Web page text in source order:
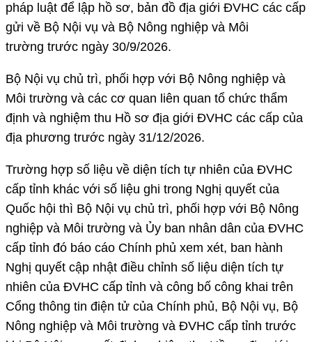
pháp luật để lập hồ sơ, bản đồ địa giới ĐVHC các cấp
gửi về Bộ Nội vụ và Bộ Nông nghiệp và Môi
trường trước ngày 30/9/2026.
Bộ Nội vụ chủ trì, phối hợp với Bộ Nông nghiệp và
Môi trường và các cơ quan liên quan tổ chức thẩm
định và nghiệm thu Hồ sơ địa giới ĐVHC các cấp của
địa phương trước ngày 31/12/2026.
Trường hợp số liệu về diện tích tự nhiên của ĐVHC
cấp tỉnh khác với số liệu ghi trong Nghị quyết của
Quốc hội thì Bộ Nội vụ chủ trì, phối hợp với Bộ Nông
nghiệp và Môi trường và Ủy ban nhân dân của ĐVHC
cấp tỉnh đó báo cáo Chính phủ xem xét, ban hành
Nghị quyết cập nhật điều chỉnh số liệu diện tích tự
nhiên của ĐVHC cấp tỉnh và công bố công khai trên
Cổng thông tin điện tử của Chính phủ, Bộ Nội vụ, Bộ
Nông nghiệp và Môi trường và ĐVHC cấp tỉnh trước